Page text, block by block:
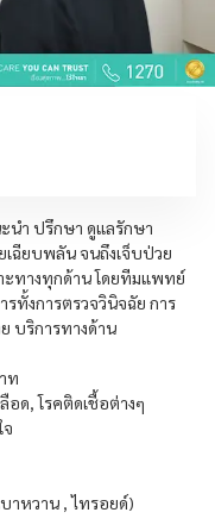
นำ ปรึกษา ดูแลรักษา
ฉียบพลัน จนถึงเจ็บป่วย
ะทางทุกด้าน โดยทีมแพทย์
ทั้งการตรวจวินิจฉัย การ
บริการทางด้าน
ท
อด, โรคติดเชื้อต่างๆ
าหวาน , ไทรอยด์)